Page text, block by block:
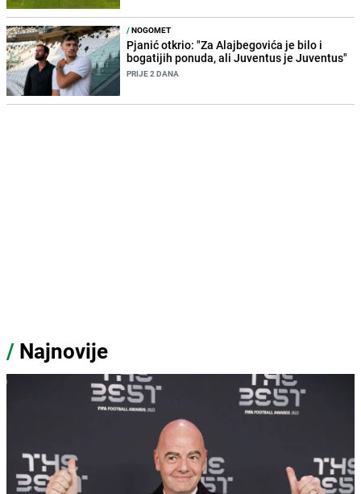
/NOGOMET
Pjanić otkrio: "Za Alajbegovića je bilo i
bogatijih ponuda, ali Juventus je Juventus"
PRIJE 2 DANA
/ Najnovije